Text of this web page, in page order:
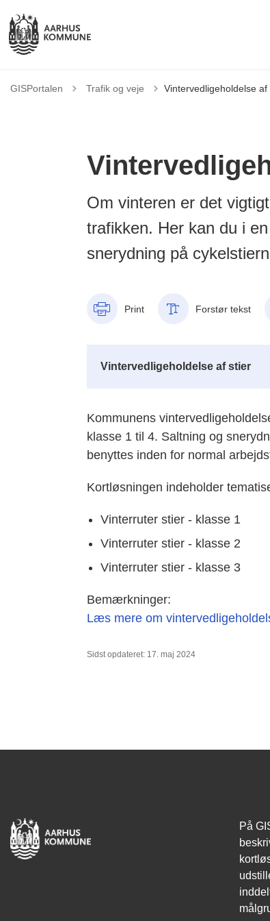
GISPortalen Tilbage til
Trafik og veje Vintervedligeholdelse af
Om vinteren er det
trafikken. Her kan du i
snerydning på
Print Forstør tekst
Vintervedligeholdelse af stier
Kommunens
klasse 1 til 4. Saltning og
benyttes inden for normal
Kortløsningen indeholder
Vinterruter stier - klasse 1
Vinterruter stier - klasse 2
Vinterruter stier - klasse 3
Bemærkninger:
Læs mere om
Sidst opdateret: 17. maj 2024
På